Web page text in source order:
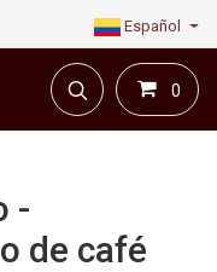
Español
0
-
de café